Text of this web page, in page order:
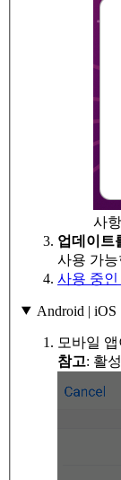
사
업데이트
사용 가
사용 중
Android | iOS
모바일
참고: 활